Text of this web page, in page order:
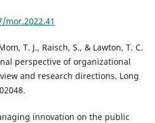
T. J., Raisch, S., & Lawton, T. C.
perspective of organizational
and research directions. Long
innovation on the public